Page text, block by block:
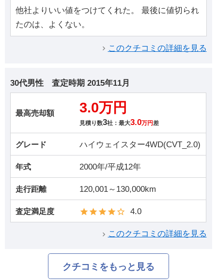
他社よりいい値をつけてくれた。 最後に値切られ
たのは、よくない。
このクチコミの詳細を見る
30代男性 査定時期 2015年11月
最高売却額 3.0万円
見積り数3社：最大3.0万円差
グレード ハイウェイスター4WD(CVT_2.0)
年式 2000年/平成12年
走行距離 120,001～130,000km
査定満足度 4.0
このクチコミの詳細を見る
クチコミをもっと見る